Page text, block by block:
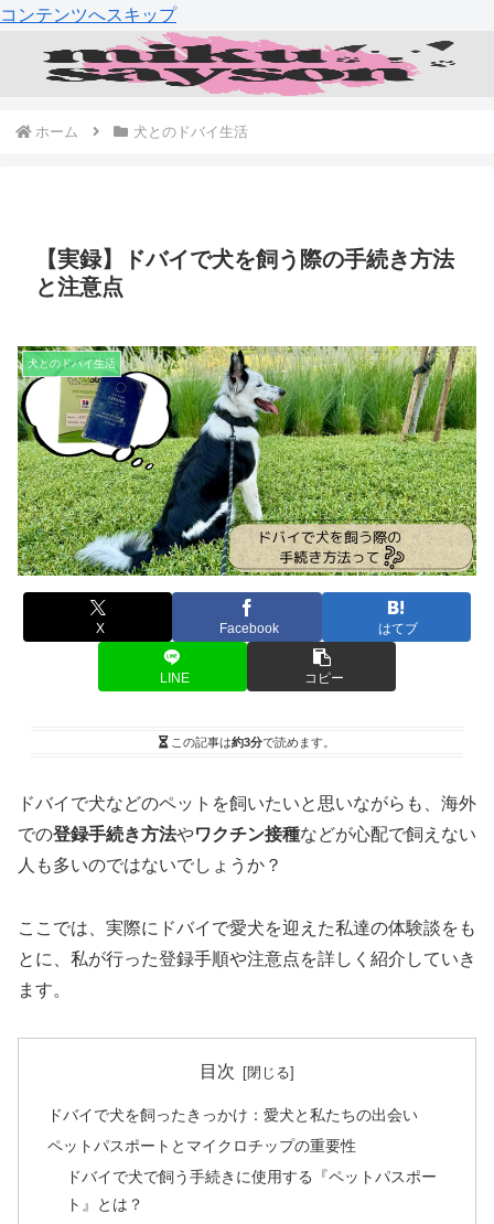
コンテンツへスキップ
ホーム 犬とのドバイ生活
【実録】ドバイで犬を飼う際の手続き方法
と注意点
犬とのドバイ生活
X Facebook はてブ
LINE コピー
この記事は約3分で読めます。
ドバイで犬などのペットを飼いたいと思いながらも、海外
での登録手続き方法やワクチン接種などが心配で飼えない
人も多いのではないでしょうか？
ここでは、実際にドバイで愛犬を迎えた私達の体験談をも
とに、私が行った登録手順や注意点を詳しく紹介していき
ます。
目次
ドバイで犬を飼ったきっかけ：愛犬と私たちの出会い
ペットパスポートとマイクロチップの重要性
ドバイで犬で飼う手続きに使用する『ペットパスポー
ト』とは？